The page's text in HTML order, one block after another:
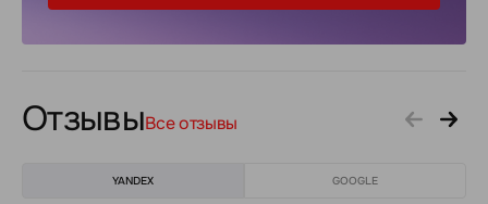
ОтзывыВсе отзывы
YANDEX GOOGLE